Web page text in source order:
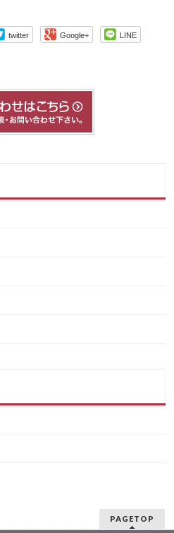
twitter Google+ LINE
PAGETOP